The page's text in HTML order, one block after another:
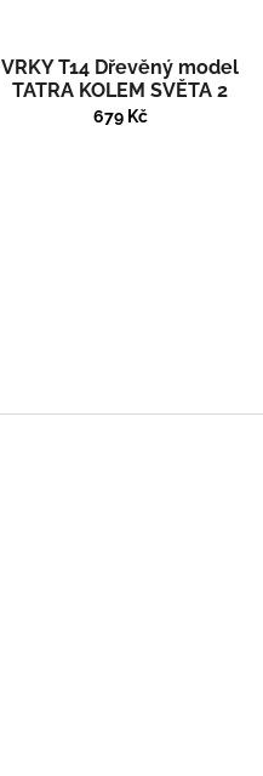
VRKY T14 Dřevěný model
TATRA KOLEM SVĚTA 2
(9100058000)
679 Kč